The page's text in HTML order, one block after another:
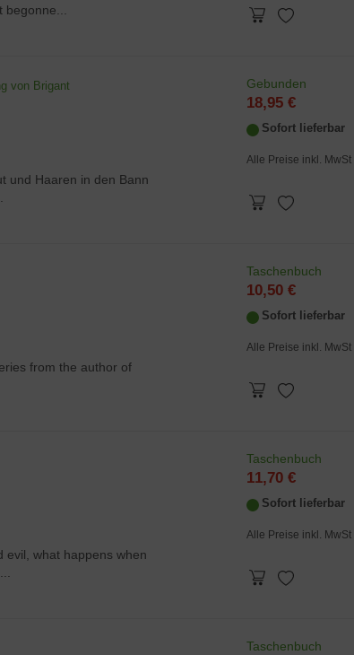
von Brigant
und Haaren in den Bann
Gebunden
18,95 €
Sofort lieferbar
Alle Preise inkl. MwSt
from the author of
Taschenbuch
10,50 €
Sofort lieferbar
Alle Preise inkl. MwSt
evil, what happens when
Taschenbuch
11,70 €
Sofort lieferbar
Alle Preise inkl. MwSt
Taschenbuch